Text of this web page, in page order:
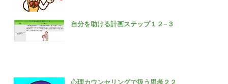
自分を助ける計画ステップ１２−３
心理カウンセリングで扱う思考２２